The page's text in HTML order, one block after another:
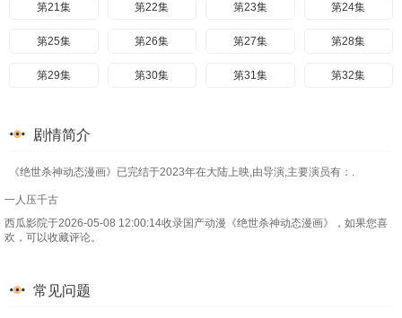
第21集 第22集 第23集 第24集
第25集 第26集 第27集 第28集
第29集 第30集 第31集 第32集
第37集
第41集 第42集 第43集 第44集
第49集
剧情简介
《绝世杀神动态漫画》已完结于2023年在大陆上映,由导演,主要演员有：.
一人压千古
西瓜影院于2026-05-08 12:00:14收录国产动漫《绝世杀神动态漫画》，如果您喜
欢，可以收藏评论。
常见问题